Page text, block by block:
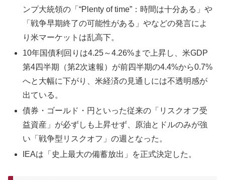
ンプ大統領の「“Plenty of time”：時間は十分ある」や
「戦争早期終了の可能性がある」やなどの発言によ
り米マーケットは乱高下。
10年国債利回りは4.25～4.26%まで上昇し、米GDP
第4四半期（第2次速報）が前四半期の4.4%から0.7%
へと大幅に下がり、米経済​の見通しには不透明感が
出ている。
債券・ゴールド・円といった従来の「リスクオフ受
益資産」が必ずしも上昇せず、原油とドルのみが強
い「戦争型リスクオフ」の週となった。
IEAは「史上最大の備蓄放出」を正式決定した。